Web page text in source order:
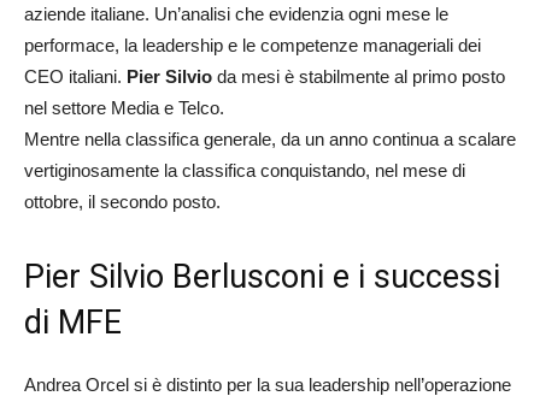
aziende italiane. Un’analisi che evidenzia ogni mese le
performace, la leadership e le competenze manageriali dei
CEO italiani. Pier Silvio da mesi è stabilmente al primo posto
nel settore Media e Telco.
Mentre nella classifica generale, da un anno continua a scalare
vertiginosamente la classifica conquistando, nel mese di
ottobre, il secondo posto.
Pier Silvio Berlusconi e i successi
di MFE
Andrea Orcel si è distinto per la sua leadership nell’operazione